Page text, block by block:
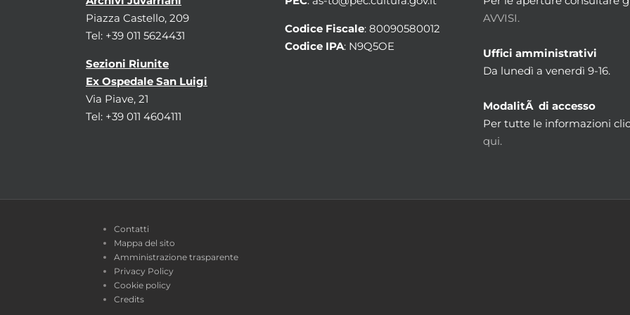
Piazza Castello, 209
Tel: +39 011 5624431
Sezioni Riunite
Ex Ospedale San Luigi
Via Piave, 21
Tel: +39 011 4604111
Codice Fiscale: 80090580012
Codice IPA: N9Q5OE
AVVISI.
Uffici amministrativi
Da lunedì a venerdì 9-16.
ModalitÃ di accesso
Per tutte le informazioni
qui.
Contatti
Mappa del sito
Amministrazione trasparente
Privacy Policy
Cookie policy
Credits